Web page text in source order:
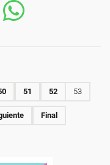
51 52 53
Final